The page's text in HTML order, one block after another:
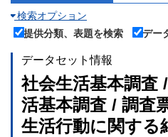
検索オプション
提供分類、表題を検索
デー
データセット情報
社会生活基本調査
活基本調査 / 調査
生活行動に関する